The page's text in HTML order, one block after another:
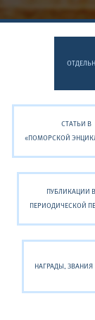
СТАТЬИ В
«ПОМОРСКОЙ
ПУБЛИКАЦИИ В
ПЕРИОДИЧЕСКОЙ
НАГРАДЫ, ЗВАНИЯ